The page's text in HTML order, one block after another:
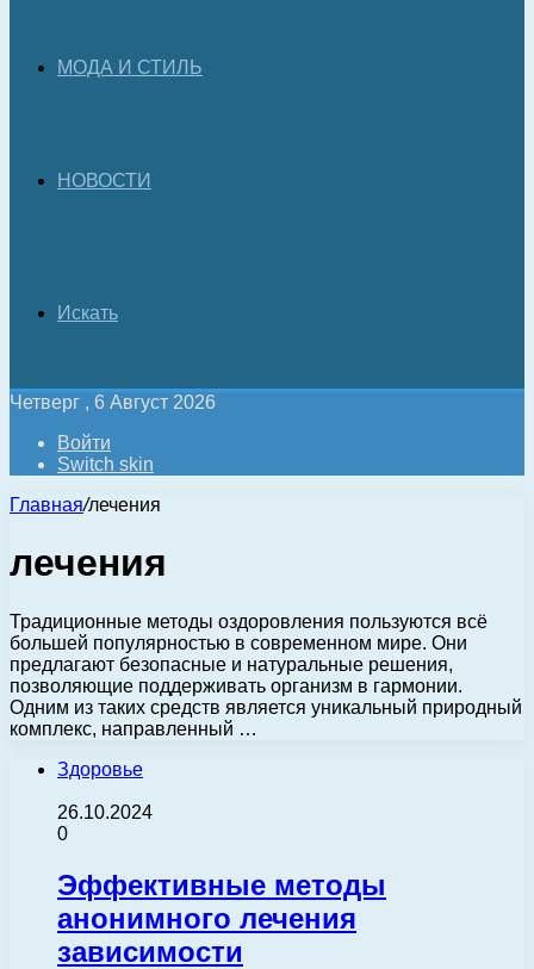
МОДА И СТИЛЬ
НОВОСТИ
Искать
Четверг , 6 Август 2026
Войти
Switch skin
Главная/лечения
лечения
Традиционные методы оздоровления пользуются всё
большей популярностью в современном мире. Они
предлагают безопасные и натуральные решения,
позволяющие поддерживать организм в гармонии.
Одним из таких средств является уникальный природный
комплекс, направленный …
Здоровье
26.10.2024
0
Эффективные методы
анонимного лечения
зависимости